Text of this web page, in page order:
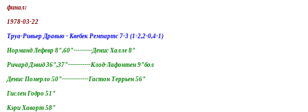
финал:
1978-03-22
Труа-Ривьер Дравью - Квебек Ремпартс 7-3 (1-2,2-0,4-1)
Норманд Лефевр 8",60"---------Денис Халле 8"
Ричард Дэвид 36",37"-----------Клод-Лафонтен 9"бол
Денис Померло 50"-------------Гастон Террьен 56"
Гислен Годро 51"
Кэри Хаворт 58"